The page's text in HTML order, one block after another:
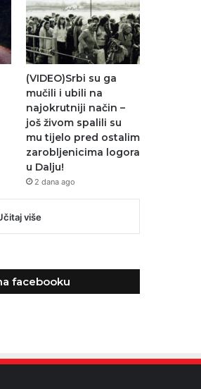
(VIDEO)Srbi su ga
mučili i ubili na
najokrutniji način –
još živom spalili su
mu tijelo pred ostalim
zarobljenicima logora
u Dalju!
2 dana ago
više
facebooku